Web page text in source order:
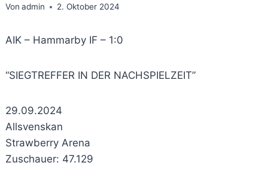
Von admin 2. Oktober 2024
AIK – Hammarby IF – 1:0
“SIEGTREFFER IN DER NACHSPIELZEIT”
29.09.2024
Allsvenskan
Strawberry Arena
Zuschauer: 47.129